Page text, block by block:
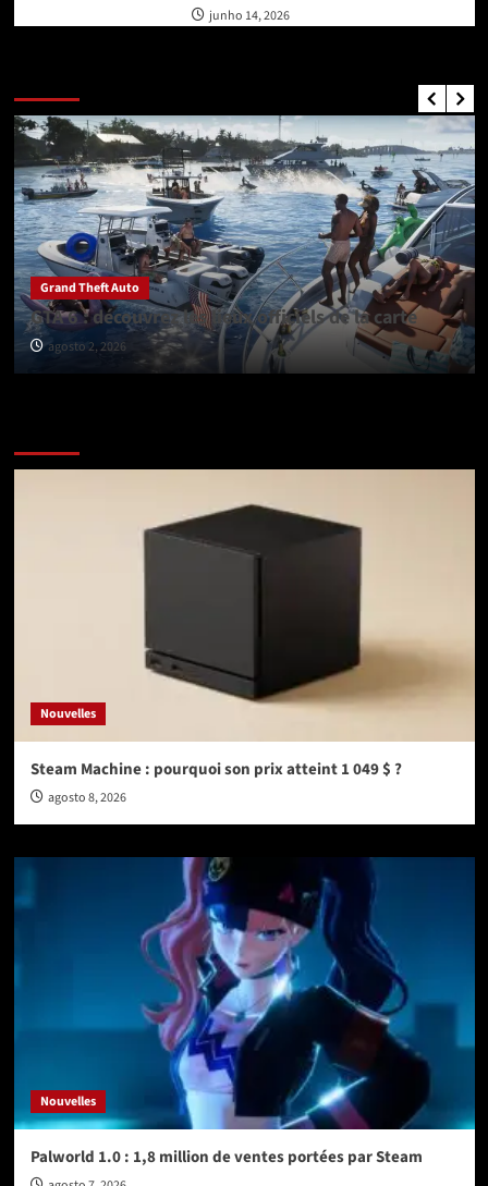
junho 14, 2026
Grand Theft Auto
GTA 6 : découvrez les lieux officiels de la carte
agosto 2, 2026
Nouvelles
Steam Machine : pourquoi son prix atteint 1 049 $ ?
agosto 8, 2026
Nouvelles
Palworld 1.0 : 1,8 million de ventes portées par Steam